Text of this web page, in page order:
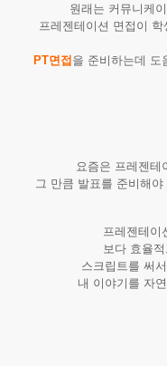
원래는 커뮤니케
프레젠테이션 면접이
PT면접 을 준비하는데 도
요즘은 프레젠테
그 만큼 발표를 준비해
프레젠테이
보다 효율
스크립트를 써
내 이야기를 자